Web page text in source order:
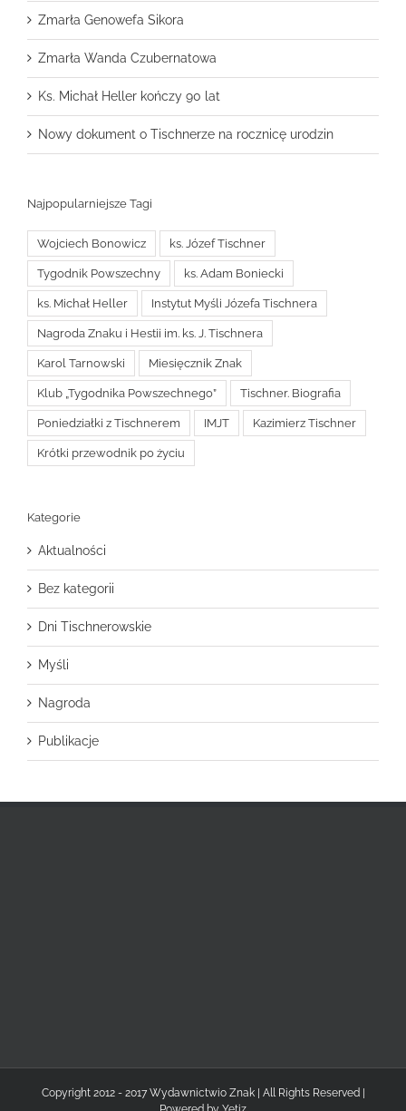
Zmarła Genowefa Sikora
Zmarła Wanda Czubernatowa
Ks. Michał Heller kończy 90 lat
Nowy dokument o Tischnerze na rocznicę urodzin
Najpopularniejsze Tagi
Wojciech Bonowicz ks. Józef Tischner
Tygodnik Powszechny ks. Adam Boniecki
ks. Michał Heller Instytut Myśli Józefa Tischnera
Nagroda Znaku i Hestii im. ks. J. Tischnera
Karol Tarnowski Miesięcznik Znak
Klub „Tygodnika Powszechnego” Tischner. Biografia
Poniedziałki z Tischnerem IMJT Kazimierz Tischner
Krótki przewodnik po życiu
Kategorie
Aktualności
Bez kategorii
Dni Tischnerowskie
Myśli
Nagroda
Publikacje
Copyright 2012 - 2017 Wydawnictwio Znak | All Rights Reserved |